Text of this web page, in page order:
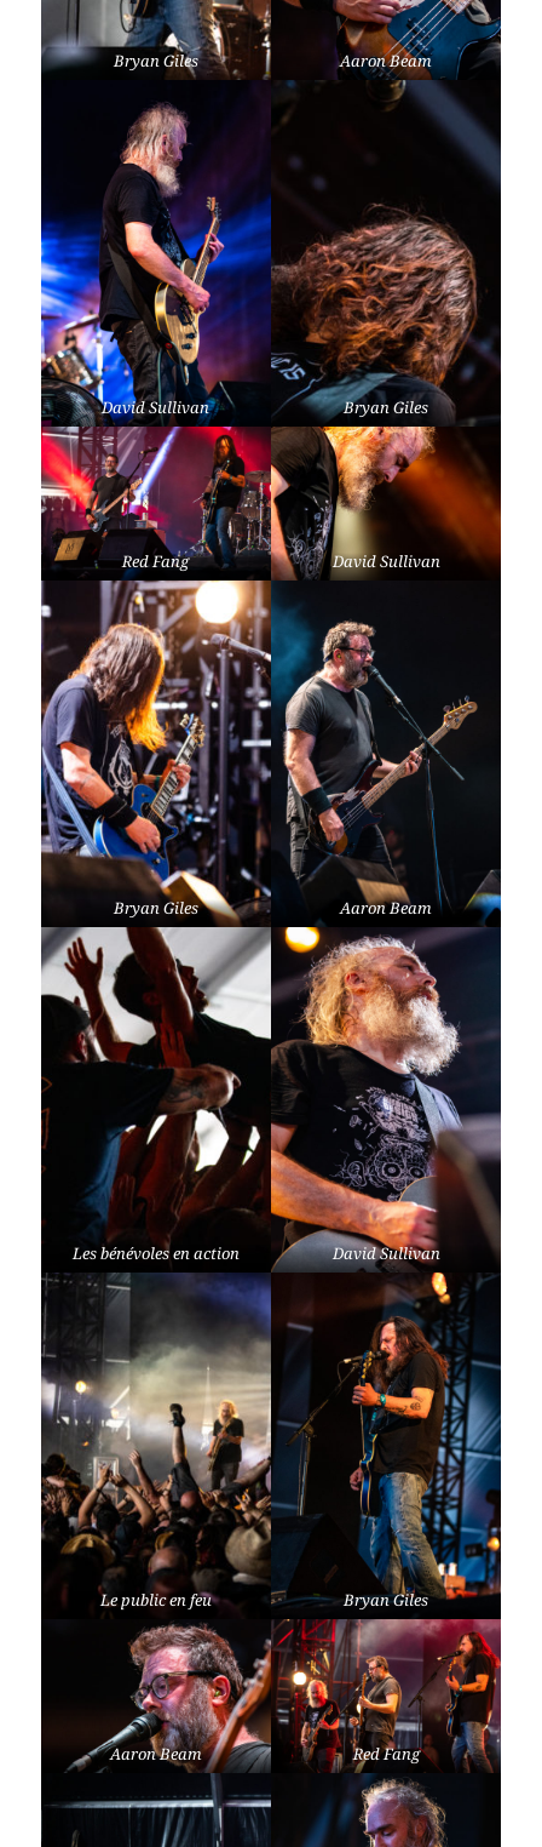
Bryan Giles Aaron Beam
David Sullivan Bryan Giles
Red Fang David Sullivan
Bryan Giles Aaron Beam
Les bénévoles en action David Sullivan
Le public en feu Bryan Giles
Aaron Beam Red Fang